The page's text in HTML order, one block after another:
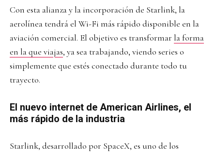
Con esta alianza y la incorporación de Starlink, la
aerolínea tendrá el Wi-Fi más rápido disponible en la
aviación comercial. El objetivo es transformar la forma
en la que viajas, ya sea trabajando, viendo series o
simplemente que estés conectado durante todo tu
trayecto.
El nuevo internet de American Airlines, el
más rápido de la industria
Starlink, desarrollado por SpaceX, es uno de los